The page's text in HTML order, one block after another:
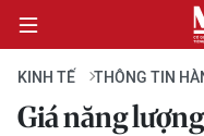
KINH TẾ THÔNG TIN
Giá năng